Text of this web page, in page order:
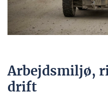
Arbejdsmiljø,
drift